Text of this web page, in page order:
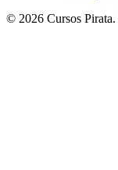
© 2026 Cursos Pirata.